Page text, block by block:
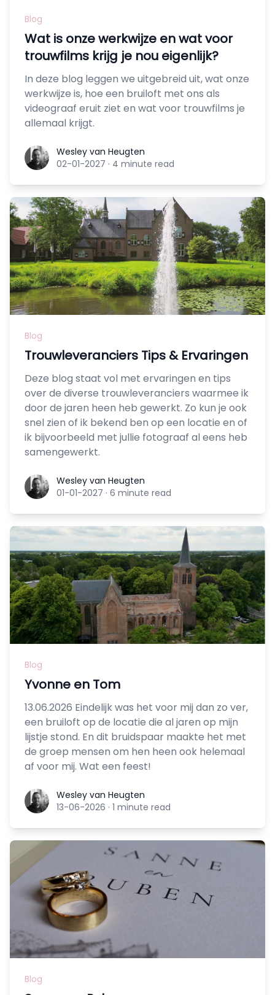
Blog
Wat is onze werkwijze en wat voor
trouwfilms krijg je nou eigenlijk?
In deze blog leggen we uitgebreid uit, wat onze
werkwijze is, hoe een bruiloft met ons als
videograaf eruit ziet en wat voor trouwfilms je
allemaal krijgt.
Wesley van Heugten
Wesley van Heugten
02-01-2027 · 4 minute read
Blog
Trouwleveranciers Tips & Ervaringen
Deze blog staat vol met ervaringen en tips
over de diverse trouwleveranciers waarmee ik
door de jaren heen heb gewerkt. Zo kun je ook
snel zien of ik bekend ben op een locatie en of
ik bijvoorbeeld met jullie fotograaf al eens heb
samengewerkt.
Wesley van Heugten
Wesley van Heugten
01-01-2027 · 6 minute read
Blog
Yvonne en Tom
13.06.2026 Eindelijk was het voor mij dan zo ver,
een bruiloft op de locatie die al jaren op mijn
lijstje stond. En dit bruidspaar maakte het met
de groep mensen om hen heen ook helemaal
af voor mij. Wat een feest!
Wesley van Heugten
Wesley van Heugten
13-06-2026 · 1 minute read
Blog